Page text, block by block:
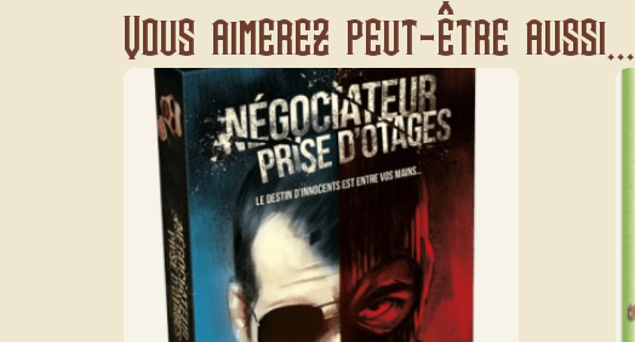
Vous aimerez peut-être aussi...